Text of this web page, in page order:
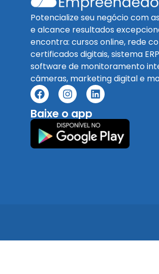
Potencialize seu negócio com
e alcance resultados
encontra: cursos online, rede
certificados digitais, sistema
software de monitoramento
câmeras, marketing digital e
Baixe o app